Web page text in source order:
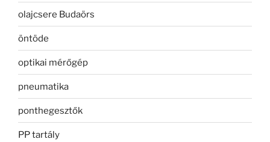
olajcsere Budaörs
öntöde
optikai mérőgép
pneumatika
ponthegesztők
PP tartály